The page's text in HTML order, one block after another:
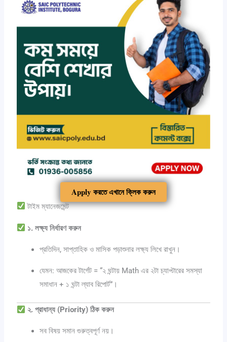
Apply করতে এখানে ক্লিক করুন
টাইম ম্যানেজমেন্ট
১. লক্ষ্য নির্ধারণ করুন
প্রতিদিন, সাপ্তাহিক ও মাসিক পড়াশুনার লক্ষ্য লিখে রাখুন।
যেমন: আজকের টার্গেট = “২ ঘন্টায় Math এর ২টা চ্যাপ্টারের সমস্যা
সমাধান + ১ ঘন্টা ল্যাব রিপোর্ট”।
২. প্রাধান্য (Priority) ঠিক করুন
সব বিষয় সমান গুরুত্বপূর্ণ নয়।